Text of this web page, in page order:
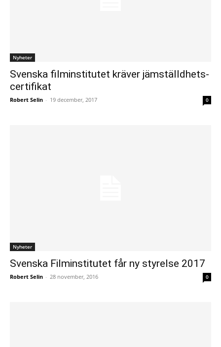
Nyheter
Svenska filminstitutet kräver jämställdhets-
certifikat
Robert Selin - 19 december, 2017 0
Nyheter
Svenska Filminstitutet får ny styrelse 2017
Robert Selin - 28 november, 2016 0